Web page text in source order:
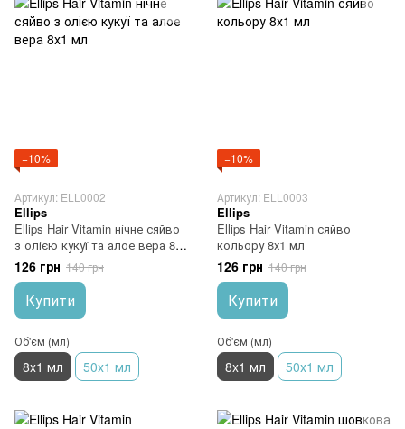
−10%
Артикул: ELL0002
Ellips
Ellips Hair Vitamin нічне сяйво
з олією кукуї та алое вера 8х1
мл
126 грн 140 грн
Купити
Об'єм (мл)
8x1 мл 50х1 мл
−10%
Артикул: ELL0003
Ellips
Ellips Hair Vitamin сяйво
кольору 8х1 мл
126 грн 140 грн
Купити
Об'єм (мл)
8x1 мл 50х1 мл